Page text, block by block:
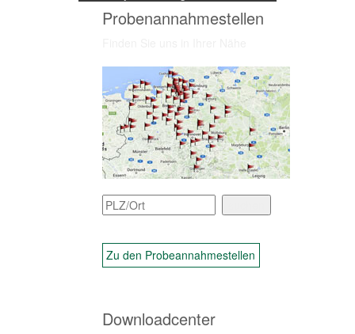
Probenannahmestellen
Zu den Probeannahmestellen
Downloadcenter